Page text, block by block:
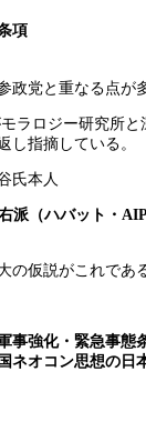
項
政党と重なる点が
ラロジー研究所と
し指摘している。
氏本人
派（ハバット・
の仮説がこれであ
事強化・緊急事態
ネオコン思想の日